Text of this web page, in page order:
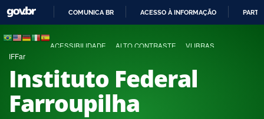
COMUNICA BR ACESSO À INFORMAÇÃO
ACESSIBILIDADE ALTO CONTRASTE VLIBRAS
IFFar
Instituto Federal
Farroupilha